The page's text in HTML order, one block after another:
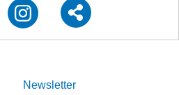
Newsletter